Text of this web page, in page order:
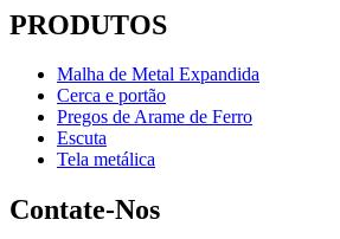
PRODUTOS
Malha de Metal Expandida
Cerca e portão
Pregos de Arame de Ferro
Escuta
Tela metálica
Contate-Nos